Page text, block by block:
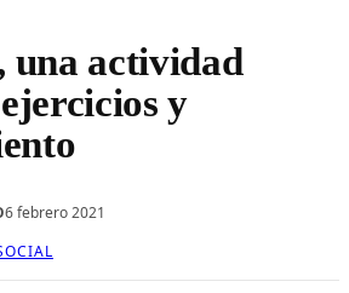
una actividad
y
6 febrero 2021